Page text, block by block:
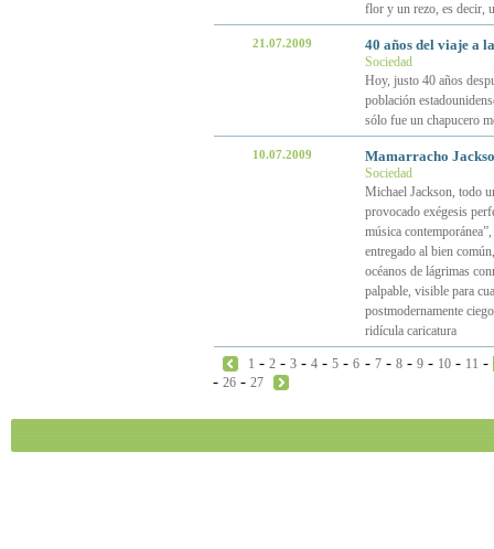
flor y un rezo, es decir,
21.07.2009 40 años del viaje a
Sociedad
Hoy, justo 40 años
población
sólo fue un chapucero
10.07.2009 Mamarracho
Sociedad
Michael Jackson, todo
provocado exégesis
música
entregado al bien
océanos de lágrimas
palpable, visible para
postmodernamente
ridícula caricatura
1 -2 -3 -4 -5 -6 - 7- 8- 9- 10- 11 -
- 26 - 27